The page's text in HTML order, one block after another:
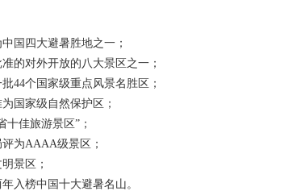
四大避暑胜地之一；
对外开放的八大景区之一；
个国家级重点风景名胜区；
国家级自然保护区；
佳旅游景区”；
为AAAA级景区；
景区；
入榜中国十大避暑名山。